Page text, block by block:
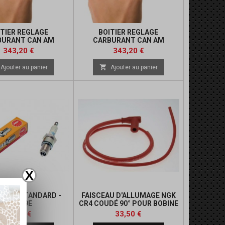
X
REGLAGE
CAN AM
Prix
343,20 €Prix
de
base
Ajouter au panier
BOITIER REGLAGE
CARBURANT CAN AM
Prix
343,20 €Prix
de
base
 Ajouter au panier
NGK STANDARD -
DCPR9E
Prix
13,63 €
FAISCEAU D'ALLUMAGE NGK
CR4 COUDÉ 90° POUR BOBINE
AVEC OLIVE
Prix
33,50 €